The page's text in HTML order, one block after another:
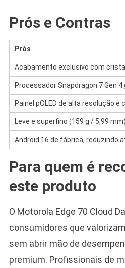
Prós e Contras
Prós
Acabamento exclusivo com
Processador Snapdragon 7 Gen
Painel pOLED de alta resolução e
Leve e superfino (159 g / 5,99 mm)
Android 16 de fábrica, reduzindo
Para quem é
este produto
O Motorola Edge 70 Cloud
consumidores que
sem abrir mão de
premium. Profissionais de